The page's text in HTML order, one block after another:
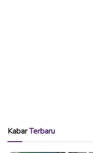
KabarTerbaru